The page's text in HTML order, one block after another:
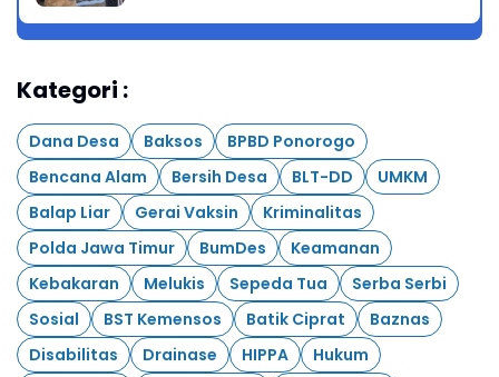
Kategori :
Dana Desa Baksos
BPBD Ponorogo
Bencana Alam
Bersih Desa BLT-DD
UMKM
Balap Liar
Gerai Vaksin
Kriminalitas
Polda Jawa Timur
BumDes
Keamanan
Kebakaran
Melukis Sepeda Tua
Serba Serbi
Sosial
BST Kemensos Batik Ciprat
Baznas
Disabilitas
Drainase HIPPA
Hukum